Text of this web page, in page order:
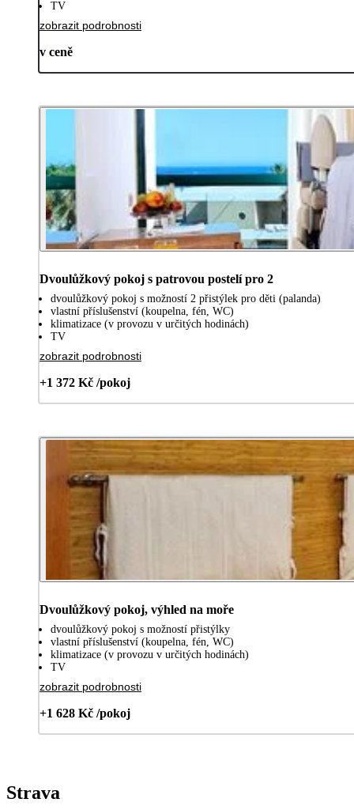
TV
zobrazit podrobnosti
v ceně
Dvoulůžkový pokoj s patrovou postelí pro 2
dvoulůžkový pokoj s možností 2 přistýlek pro děti (palanda)
vlastní příslušenství (koupelna, fén, WC)
klimatizace (v provozu v určitých hodinách)
TV
zobrazit podrobnosti
+1 372 Kč /pokoj
Dvoulůžkový pokoj, výhled na moře
dvoulůžkový pokoj s možností přistýlky
vlastní příslušenství (koupelna, fén, WC)
klimatizace (v provozu v určitých hodinách)
TV
zobrazit podrobnosti
+1 628 Kč /pokoj
Strava